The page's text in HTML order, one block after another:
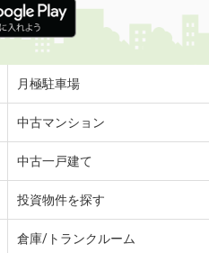
月極駐車場
中古マンション
中古一戸建て
投資物件を探す
倉庫/トランクルーム